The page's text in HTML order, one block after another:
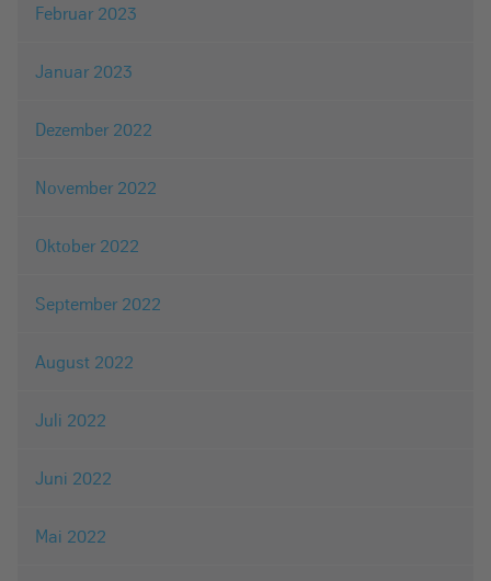
Februar 2023
Januar 2023
Dezember 2022
November 2022
Oktober 2022
September 2022
August 2022
Juli 2022
Juni 2022
Mai 2022